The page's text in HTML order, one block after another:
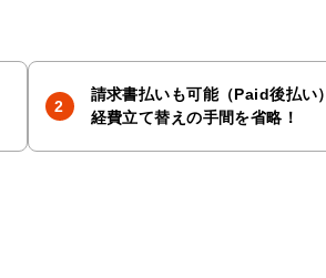
請求書払いも可能（Paid後払い）
経費立て替えの手間を省略！